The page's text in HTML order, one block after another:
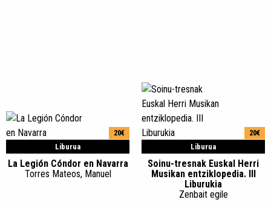
Liburua
20€
La Legión Cóndor en Navarra
Torres Mateos, Manuel
Liburua
20€
Soinu-tresnak Euskal Herri
Musikan entziklopedia. III
Liburukia
Zenbait egile